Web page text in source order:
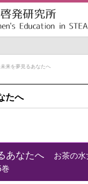
未来を夢見るあなたへ
たへ
あなたへ
お茶の水